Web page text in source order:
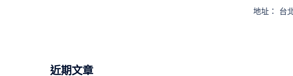
地址： 台
近期文章